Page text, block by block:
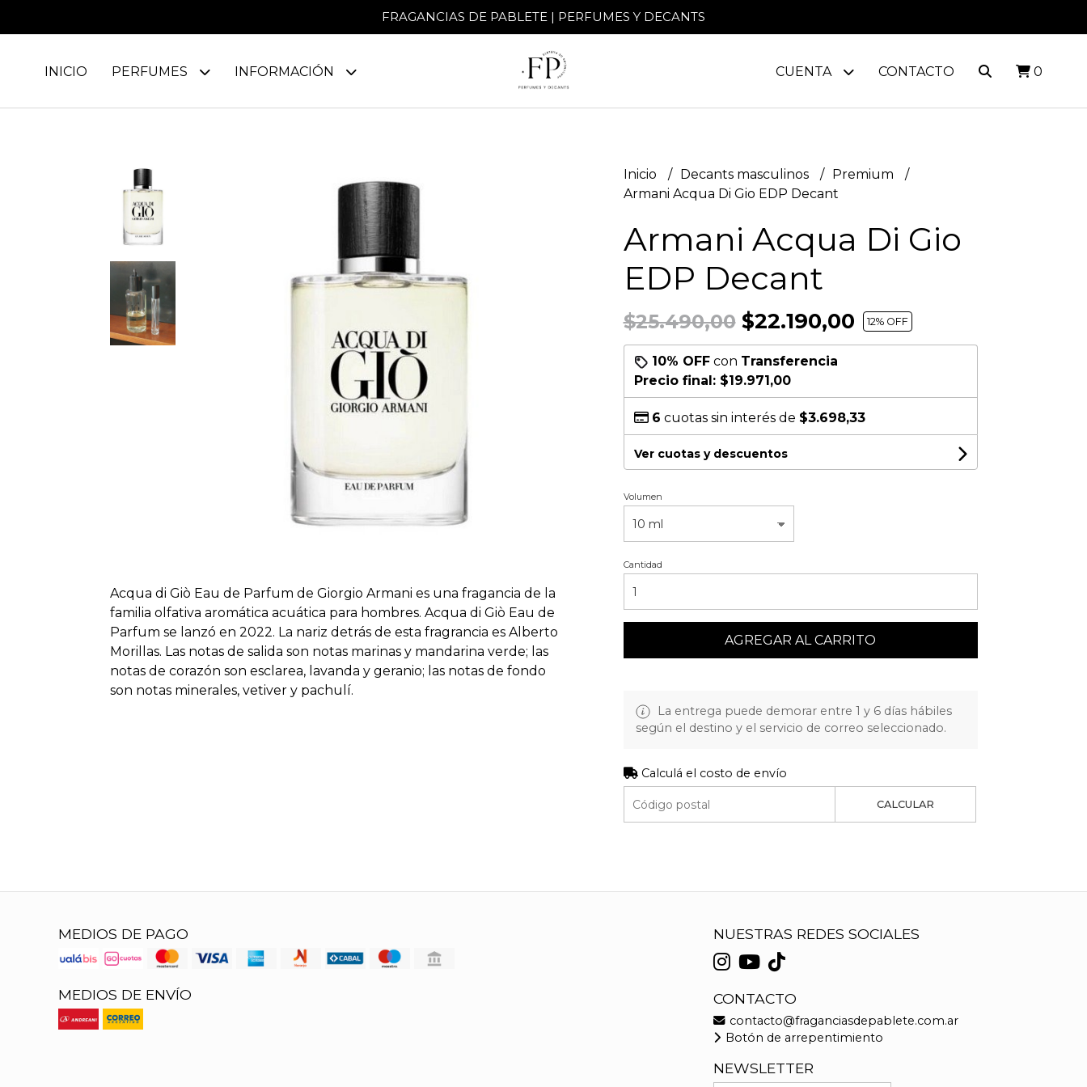
FRAGANCIAS DE PABLETE | PERFUMES Y DECANTS
INICIO PERFUMES INFORMACIÓN CUENTA CONTACTO 0
Acqua di Giò Eau de Parfum de Giorgio Armani es una fragancia de la
familia olfativa aromática acuática para hombres. Acqua di Giò Eau de
Parfum se lanzó en 2022. La nariz detrás de esta fragrancia es Alberto
Morillas. Las notas de salida son notas marinas y mandarina verde; las
notas de corazón son esclarea, lavanda y geranio; las notas de fondo
son notas minerales, vetiver y pachulí.
Inicio Decants masculinos
Premium
Armani Acqua Di Gio EDP Decant
Armani Acqua Di Gio
EDP Decant
$25.490,00$22.190,00 12% OFF
10% OFFcon Transferencia
Precio final: $19.971,00
6 cuotas sin interés de $3.698,33
Ver cuotas y descuentos
Volumen
Cantidad
AGREGAR AL CARRITO
La entrega puede demorar entre 1 y 6 días hábiles
según el destino y el servicio de correo seleccionado.
Calculá el costo de envío
CALCULAR
MEDIOS DE PAGO
MEDIOS DE ENVÍO
NUESTRAS REDES SOCIALES
CONTACTO
contacto@fraganciasdepablete.com.ar
Botón de arrepentimiento
NEWSLETTER